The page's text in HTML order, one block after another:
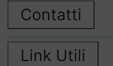
Contatti
Link Utili